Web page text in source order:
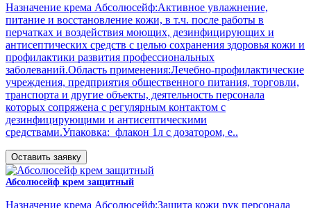
Назначение крема Абсолюсейф:Активное увлажнение,
питание и восстановление кожи, в т.ч. после работы в
перчатках и воздействия моющих, дезинфицирующих и
антисептических средств с целью сохранения здоровья кожи и
профилактики развития профессиональных
заболеваний.Область применения:Лечебно-профилактические
учреждения, предприятия общественного питания, торговли,
транспорта и другие объекты, деятельность персонала
которых сопряжена с регулярным контактом с
дезинфицирующими и антисептическими
средствами.Упаковка: флакон 1л с дозатором, е..
Оставить заявку
Абсолюсейф крем защитный
Назначение крема Абсолюсейф:Защита кожи рук персонала